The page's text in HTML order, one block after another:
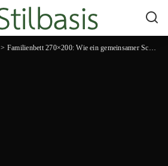
> Familienbett 270×200: Wie ein gemeinsamer Schlafplatz das Familienleben verbessert